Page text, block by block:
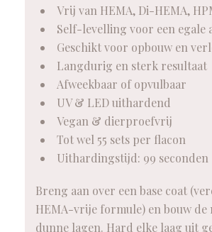
Vrij van HEMA, Di-HEMA,
Self-levelling voor een egale
Geschikt voor opbouw en
Langdurig en sterk resultaat
Afweekbaar of opvulbaar
UV & LED uithardend
Vegan & dierproefvrij
Tot wel 55 sets per flacon
Uithardingstijd: 99 seconden
Breng aan over een base coat
HEMA-vrije formule) en bouw de
dunne lagen. Hard elke laag uit